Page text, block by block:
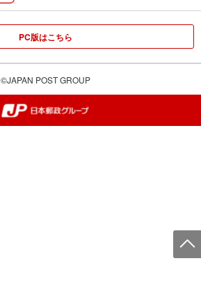
PC版はこちら
©JAPAN POST GROUP